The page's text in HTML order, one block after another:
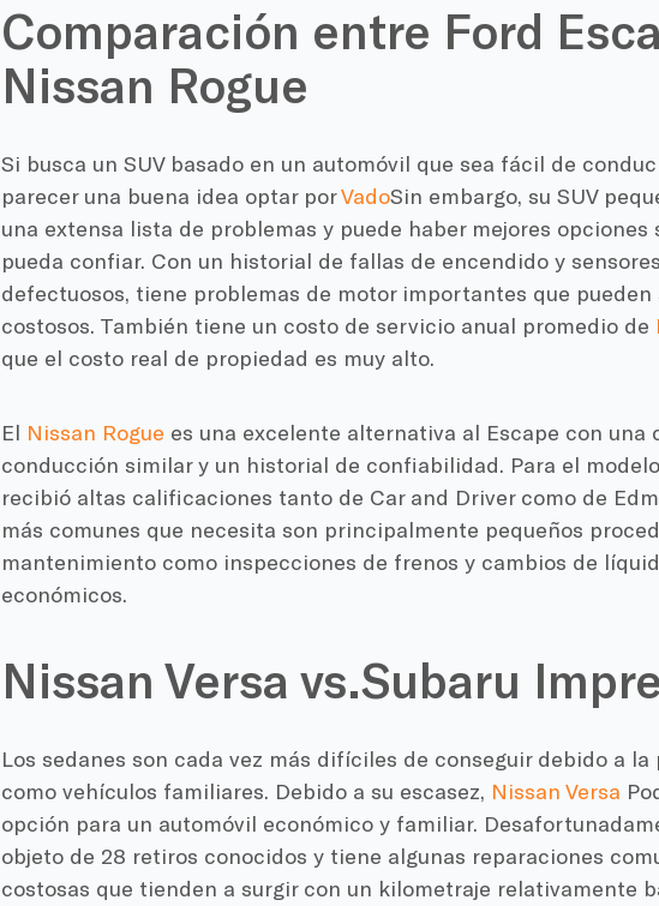
Comparación entre Ford
Nissan Rogue
Si busca un SUV basado en un automóvil que sea fácil de
parecer una buena idea optar porVadoSin embargo, su SUV
una extensa lista de problemas y puede haber mejores opciones
pueda confiar. Con un historial de fallas de encendido y
defectuosos, tiene problemas de motor importantes que
costosos. También tiene un costo de servicio anual promedio de
que el costo real de propiedad es muy alto.
El Nissan Rogue es una excelente alternativa al Escape con una
conducción similar y un historial de confiabilidad. Para el
recibió altas calificaciones tanto de Car and Driver como de
más comunes que necesita son principalmente pequeños
mantenimiento como inspecciones de frenos y cambios de
económicos.
Nissan Versa vs.Subaru
Los sedanes son cada vez más difíciles de conseguir debido a la
como vehículos familiares. Debido a su escasez, Nissan Versa
opción para un automóvil económico y familiar.
objeto de 28 retiros conocidos y tiene algunas reparaciones
costosas que tienden a surgir con un kilometraje relativamente